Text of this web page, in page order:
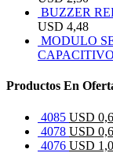
BUZZER
USD 4,48
MODULO
CAPACITIVO
Productos En
4085 USD
4078 USD
4076 USD